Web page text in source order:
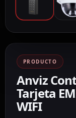
PRODUCTO
Anviz
Tarjeta
WIFI